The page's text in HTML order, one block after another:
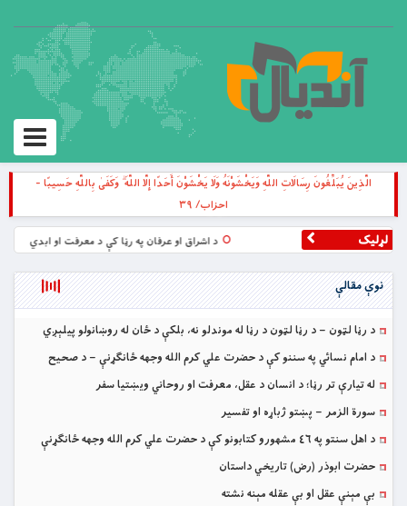
الَّذِينَ يُبَلِّغُونَ رِسَالَاتِ اللَّهِ وَيَخْشَوْنَهُ وَلَا يَخْشَوْنَ أَحَدًا إِلَّا اللَّهَ ۗ وَكَفَىٰ بِاللَّهِ حَسِيبًا -
احزاب/ ۳۹
لړلیک د اشراق او عرفان په رڼا کې د معرفت او ابدي حیات
نوې مقالې
د رڼا لټون – د رڼا لټون د رڼا له موندلو نه، بلکې د ځان له روښانولو پیلېږي
د امام نسائي په سننو کې د حضرت علي کرم الله وجهه ځانګړنې – د صحيح
نسائي د “خصايص اميرالمؤمنين” پښتو ژباړه
له تیارې تر رڼا؛ د انسان د عقل، معرفت او روحاني ویښتیا سفر
سورة الزمر – پښتو ژباړه او تفسیر
د اهل سنتو په ٤٦ مشهورو کتابونو کې د حضرت علي کرم الله وجهه ځانګړنې
حضرت ابوذر (رض) تاریخي داستان
بې مېنې عقل او بې عقله مېنه نشته